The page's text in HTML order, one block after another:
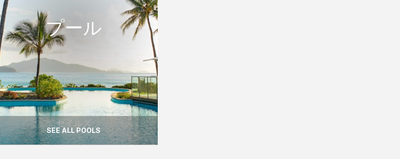
セイルズ
プール
プール
セイルズプールはセイルズレストランのす
ぐ側にあり、ビーチを見渡す素晴らしい景
色がご覧いただけます。
READ MORE
SEE ALL POOLS